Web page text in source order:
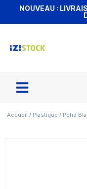
NOUVEAU :
Accueil / Plastique / Pehd